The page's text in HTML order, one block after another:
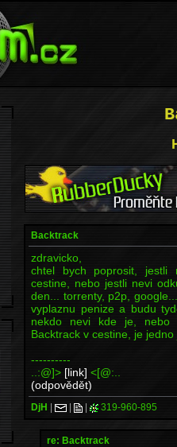
Backtrack
zdravicko,
chtel bych poprosit, jestli
cestine, nebo jestli nevi
den... torrenty, p2p,
vyplaznu penize a budu
nekdo nevi kde je, nebo
Backtrack v cestine, je
----------
..:@]> [link] <[@:..
(odpovědět)
DjH | | | 319-960-895
re: Backtrack